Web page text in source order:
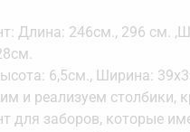
Длина: 246см., 296 см.
6,5см., Ширина:
и реализуем столбики,
для заборов, которые